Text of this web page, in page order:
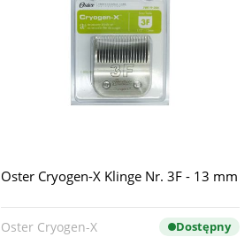
Oster Cryogen-X Klinge Nr. 3F - 13 mm
Oster Cryogen-X Dostępny